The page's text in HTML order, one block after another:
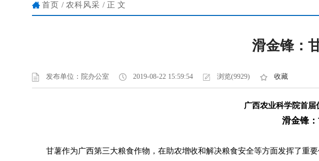
首页 / 农科风采 /正文
滑金锋：
发布单位：院办公室 2019-08-22 15:59:54 浏览(9929) 收藏
广西农业科学院首
滑金锋
甘薯作为广西第三大粮食作物，在助农增收和解决粮食安全等方面发挥了重